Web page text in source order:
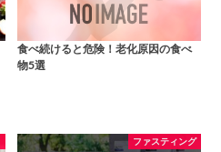
食べ続けると危険！老化原因の食べ
物5選
ファスティング